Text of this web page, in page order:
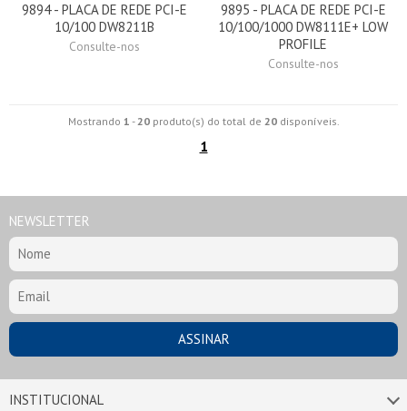
9894 - PLACA DE REDE PCI-E
10/100 DW8211B
Consulte-nos
9895 - PLACA DE REDE PCI-E
10/100/1000 DW8111E+ LOW
PROFILE
Consulte-nos
Mostrando 1 -20produto(s) do total de 20disponíveis.
1
NEWSLETTER
INSTITUCIONAL